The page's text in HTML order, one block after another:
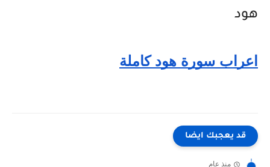
هود
اعراب سورة هود كاملة
قد يعجبك ايضا
منذ عام